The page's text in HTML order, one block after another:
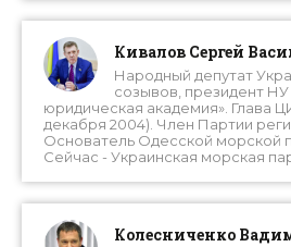
Кивалов Сергей
Народный депутат
созывов, президент
юридическая академия». Глава
декабря 2004). Член Партии
Основатель Одесской морской
Сейчас - Украинская морская
Колесниченко